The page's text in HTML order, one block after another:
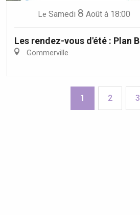
Le Samedi 8 Août à 18:00
Les rendez-vous d'été : Plan B
Gommerville
1 2 3